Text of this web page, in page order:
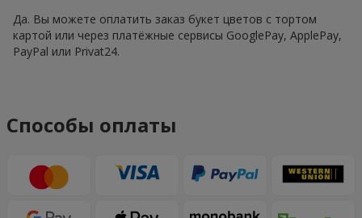
Да. Вы можете оплатить заказ букет цветов с тортом
картой или через платёжные сервисы GooglePay, ApplePay,
PayPal или Privat24.
Способы оплаты